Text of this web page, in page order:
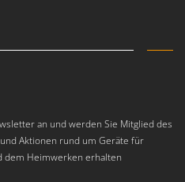
an und werden Sie Mitglied des
Aktionen rund um Geräte für
dem Heimwerken erhalten